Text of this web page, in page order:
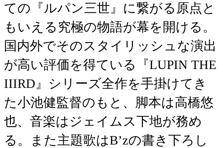
ての『ルパン三世』に繋がる原点と
もいえる究極の物語が幕を開ける。
国内外でそのスタイリッシュな演出
が高い評価を得ている『LUPIN THE
IIIRD』シリーズ全作を手掛けてき
た小池健監督のもと、脚本は高橋悠
也、音楽はジェイムス下地が務め
る。また主題歌はB’zの書き下ろし